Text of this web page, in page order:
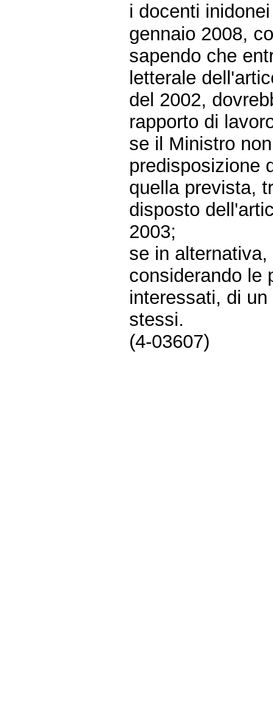
i docenti
gennaio 2008,
sapendo che
letterale
del 2002,
rapporto di
se il Ministro
predisposizione
quella prevista,
disposto
2003;
se in
considerando le
interessati, di
stessi.
(4-03607)